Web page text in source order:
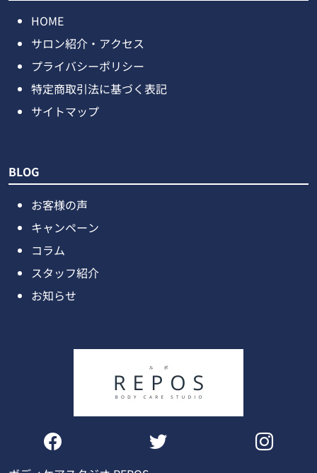
HOME
サロン紹介・アクセス
プライバシーポリシー
特定商取引法に基づく表記
サイトマップ
BLOG
お客様の声
キャンペーン
コラム
スタッフ紹介
お知らせ